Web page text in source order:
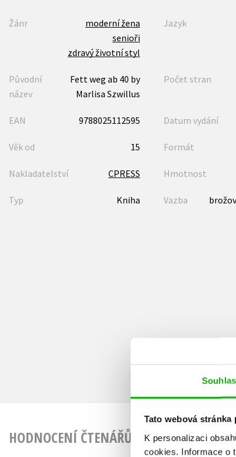
Souhlas
Tato webová stránka
K personalizaci
cookies. Informace o
Žánr
moderní žena
senioři
zdravý životní styl
Jazyk
Původní
název
Fett weg ab 40 by
Marlisa Szwillus
Počet stran
EAN 9788025112595 Datum vydání
Věk od 15 Formát
Nakladatelství CPRESS Hmotnost
Typ Kniha Vazba
HODNOCENÍ ČTENÁŘŮ